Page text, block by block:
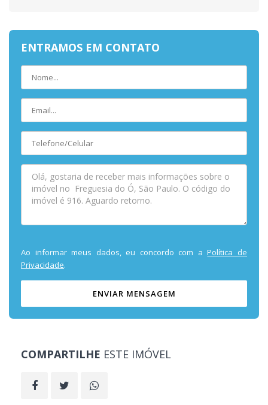
ENTRAMOS EM CONTATO
Ao informar meus dados, eu concordo com aPolítica de
Privacidade.
ENVIAR MENSAGEM
COMPARTILHE ESTE IMÓVEL